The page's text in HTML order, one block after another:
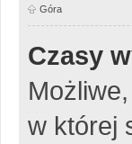
Góra
Czasy
w której